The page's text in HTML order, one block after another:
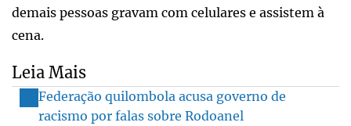
demais pessoas gravam com celulares e assistem à
cena.
Leia Mais
Federação quilombola acusa governo de
racismo por falas sobre Rodoanel